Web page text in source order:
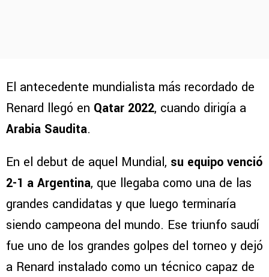
El antecedente mundialista más recordado de
Renard llegó en Qatar 2022, cuando dirigía a
Arabia Saudita.
En el debut de aquel Mundial, su equipo venció
2-1 a Argentina, que llegaba como una de las
grandes candidatas y que luego terminaría
siendo campeona del mundo. Ese triunfo saudí
fue uno de los grandes golpes del torneo y dejó
a Renard instalado como un técnico capaz de